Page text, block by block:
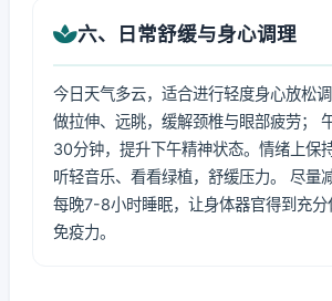
六、日常舒缓与身心调理
今日天气多云，适合进行轻度身心放松
做拉伸、远眺，缓解颈椎与眼部疲劳；
30分钟，提升下午精神状态。情绪上保
听轻音乐、看看绿植，舒缓压力。 尽量
每晚7-8小时睡眠，让身体器官得到充分
免疫力。